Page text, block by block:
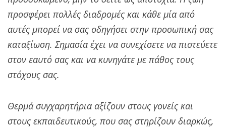
προσφέρει πολλές διαδρομές και κάθε μία από
αυτές μπορεί να σας οδηγήσει στην προσωπική σας
καταξίωση. Σημασία έχει να συνεχίσετε να πιστεύετε
στον εαυτό σας και να κυνηγάτε με πάθος τους
στόχους σας.
Θερμά συγχαρητήρια αξίζουν στους γονείς και
στους εκπαιδευτικούς, που σας στηρίζουν διαρκώς,